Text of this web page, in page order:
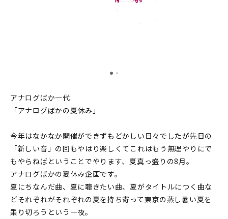
アナログばか一代
「アナログばかの夏休み」
今年はなかなか開催ができずもどかしい日々でしたが先日の
「新しい音」の回もやはり楽しくてこれはもう無理やりにで
もやらねばということでやります、夏真っ盛りの8月。
アナログばかの夏休み企画です。
夏にちなんだ曲、夏に聴きたい曲、夏がタイトルにつく曲な
どそれぞれがそれぞれの夏を持ち寄って東京の蒸し暑い夏を
乗り切ろうという一夜。